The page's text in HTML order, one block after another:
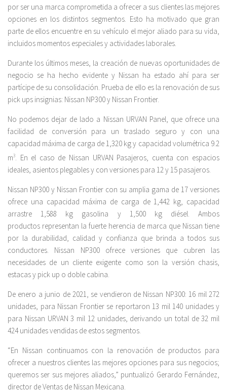
por ser una marca comprometida a ofrecer a sus clientes las mejores
opciones en los distintos segmentos. Esto ha motivado que gran
parte de ellos encuentre en su vehículo el mejor aliado para su vida,
incluidos momentos especiales y actividades laborales.
Durante los últimos meses, la creación de nuevas oportunidades de
negocio se ha hecho evidente y Nissan ha estado ahí para ser
partícipe de su consolidación. Prueba de ello es la renovación de sus
pick ups insignias: Nissan NP300 y Nissan Frontier.
No podemos dejar de lado a Nissan URVAN Panel, que ofrece una
facilidad de conversión para un traslado seguro y con una
capacidad máxima de carga de 1,320 kg y capacidad volumétrica 9.2
m3. En el caso de Nissan URVAN Pasajeros, cuenta con espacios
ideales, asientos plegables y con versiones para 12 y 15 pasajeros.
Nissan NP300 y Nissan Frontier con su amplia gama de 17 versiones
ofrece una capacidad máxima de carga de 1,442 kg, capacidad
arrastre 1,588 kg gasolina y 1,500 kg diésel. Ambos
productos representan la fuerte herencia de marca que Nissan tiene
por la durabilidad, calidad y confianza que brinda a todos sus
conductores. Nissan NP300 ofrece versiones que cubren las
necesidades de un cliente exigente como son la versión chasis,
estacas y pick up o doble cabina.
De enero a junio de 2021, se vendieron de Nissan NP300: 16 mil 272
unidades, para Nissan Frontier se reportaron 13 mil 140 unidades y
para Nissan URVAN 3 mil 12 unidades, derivando un total de 32 mil
424 unidades vendidas de estos segmentos.
“En Nissan continuamos con la renovación de productos para
ofrecer a nuestros clientes las mejores opciones para sus negocios;
queremos ser sus mejores aliados,” puntualizó Gerardo Fernández,
director de Ventas de Nissan Mexicana.